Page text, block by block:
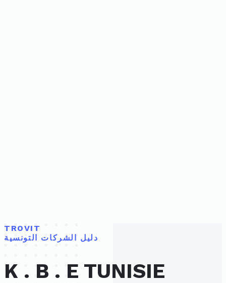
TROVIT
دليل الشركات التونسية
K . B . E TUNISIE